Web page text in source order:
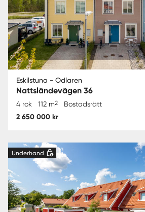
Eskilstuna - Odlaren
Nattsländevägen 36
4 rok 112 m2 Bostadsrätt
2 650 000 kr
Underhand